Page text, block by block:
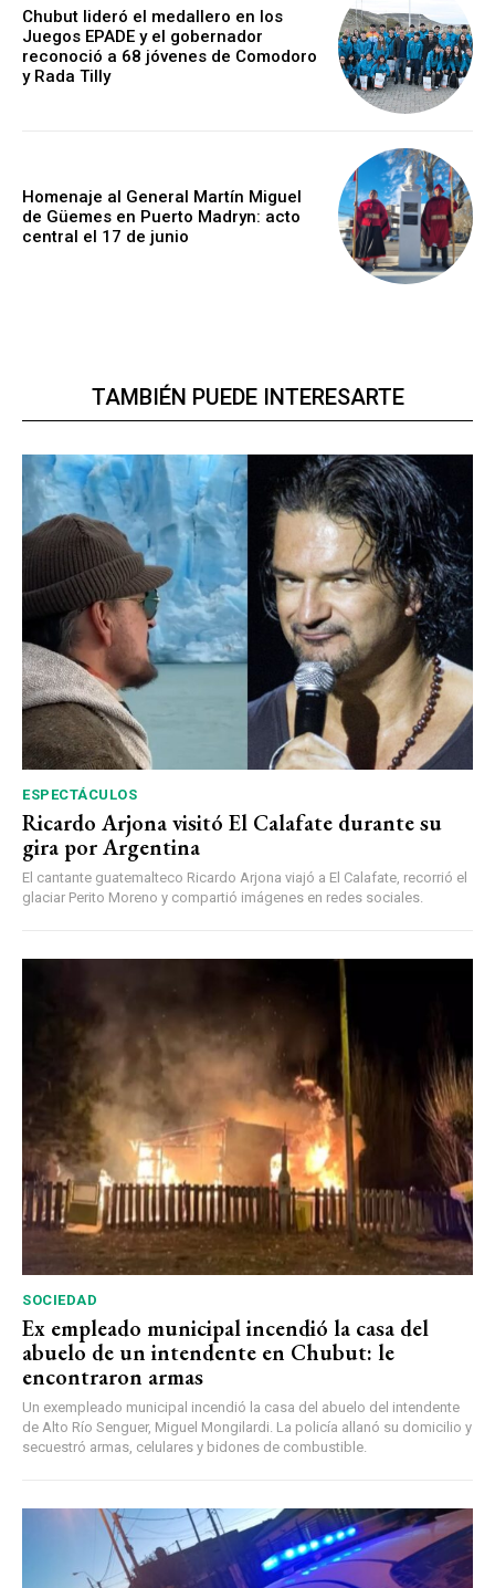
Chubut lideró el medallero en los
Juegos EPADE y el gobernador
reconoció a 68 jóvenes de Comodoro
y Rada Tilly
Homenaje al General Martín Miguel
de Güemes en Puerto Madryn: acto
central el 17 de junio
TAMBIÉN PUEDE INTERESARTE
ESPECTÁCULOS
Ricardo Arjona visitó El Calafate durante su
gira por Argentina
El cantante guatemalteco Ricardo Arjona viajó a El Calafate, recorrió el
glaciar Perito Moreno y compartió imágenes en redes sociales.
SOCIEDAD
Ex empleado municipal incendió la casa del
abuelo de un intendente en Chubut: le
encontraron armas
Un exempleado municipal incendió la casa del abuelo del intendente
de Alto Río Senguer, Miguel Mongilardi. La policía allanó su domicilio y
secuestró armas, celulares y bidones de combustible.